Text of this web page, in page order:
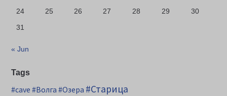
24
25 26 27 28 29
30
31
« Jun
Tags
#cave #Волга #Озера #Старица